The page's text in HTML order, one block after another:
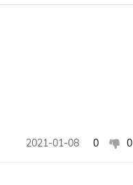
2021-01-08 0 0